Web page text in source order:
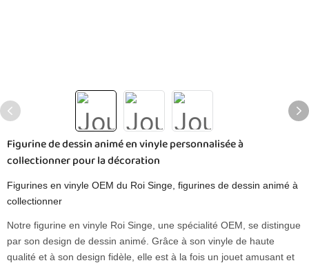
Figurine de dessin animé en vinyle personnalisée à
collectionner pour la décoration
Figurines en vinyle OEM du Roi Singe, figurines de dessin animé à
collectionner
Notre figurine en vinyle Roi Singe, une spécialité OEM, se distingue
par son design de dessin animé. Grâce à son vinyle de haute
qualité et à son design fidèle, elle est à la fois un jouet amusant et